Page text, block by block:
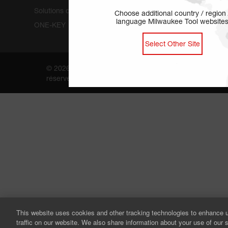
Choose additional country / region
language Milwaukee Tool websites
Select Other Site
Solutions de sécurité
ONE-KEY
© 2026 Milwaukee Tool. Tous droits
réservés.
This website uses cookies and other tracking technologies to enhance
traffic on our website. We also share information about your use of